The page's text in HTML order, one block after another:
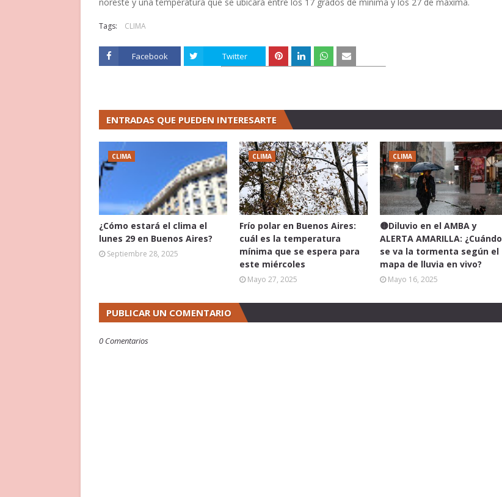
Tags: CLIMA
Facebook Twitter
ENTRADAS QUE PUEDEN INTERESARTE
CLIMA
¿Cómo estará el clima el
lunes 29 en Buenos Aires?
Septiembre 28, 2025
CLIMA
Frío polar en Buenos Aires:
cuál es la temperatura
mínima que se espera para
este miércoles
Mayo 27, 2025
CLIMA
🟡Diluvio en el AMBA y
ALERTA AMARILLA: ¿Cuándo
se va la tormenta según el
mapa de lluvia en vivo?
Mayo 16, 2025
PUBLICAR UN COMENTARIO
0 Comentarios